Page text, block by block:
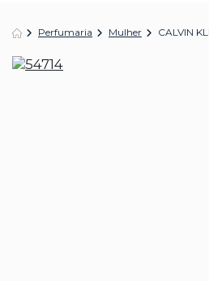
Perfumaria Mulher CALVIN